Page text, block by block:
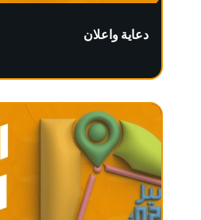
دعاية واعلان